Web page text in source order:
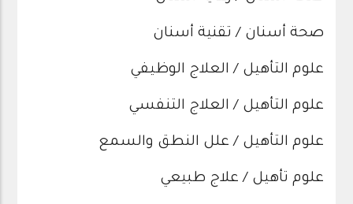
صحة أسنان / تقنية أسنان
علوم التأهيل / العلاج الوظيفي
علوم التأهيل / العلاج التنفسي
علوم التأهيل / علل النطق والسمع
علوم تأهيل / علاج طبيعي